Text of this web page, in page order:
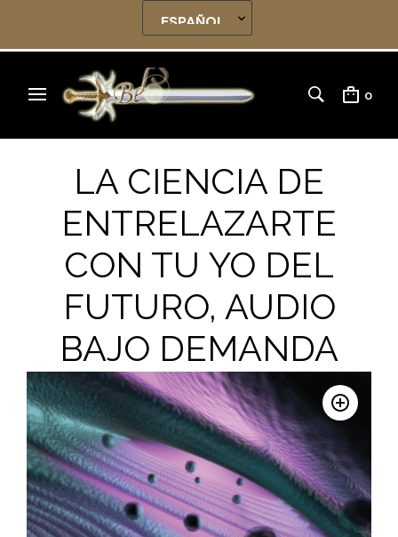
0
LA CIENCIA DE
ENTRELAZARTE
CON TU YO DEL
FUTURO, AUDIO
BAJO DEMANDA